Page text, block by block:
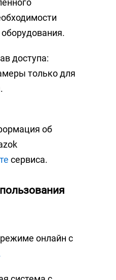
только для
об
сервиса.
режиме онлайн с